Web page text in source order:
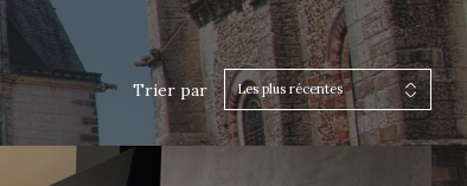
Trier par Les plus récentes